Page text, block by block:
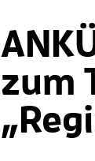
zum